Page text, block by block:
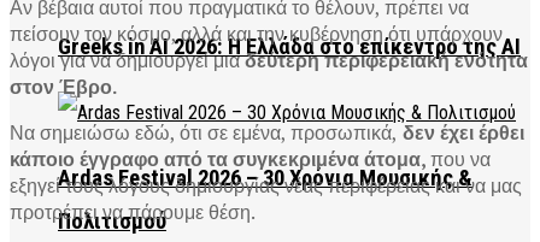
Greeks in AI 2026: Η Ελλάδα στο επίκεντρο της AI
Ardas Festival 2026 – 30 Χρόνια Μουσικής &
Πολιτισμού
Αν βέβαια αυτοί που πραγματικά το θέλουν, πρέπει να
πείσουν τον κόσμο, αλλά και την κυβέρνηση ότι υπάρχουν
λόγοι για να δημιουργεί μιαδεύτερη περιφερειακή ενότητα
στον Έβρο.
Να σημειώσω εδώ, ότι σε εμένα, προσωπικά, δεν έχει έρθει
κάποιο έγγραφο από τα συγκεκριμένα άτομα,που να
εξηγεί τους λόγους δημιουργίας νέας περιφέρειας και να μας
προτρέπει να πάρουμε θέση.